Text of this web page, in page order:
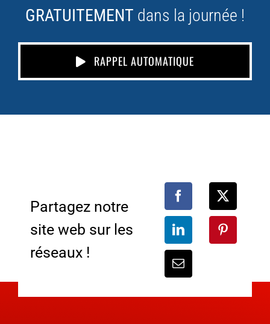
GRATUITEMENT dans la journée !
RAPPEL AUTOMATIQUE
Partagez notre
site web sur les
réseaux !